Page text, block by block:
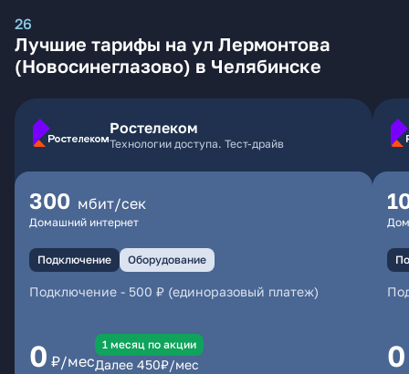
26
Лучшие тарифы на ул Лермонтова
(Новосинеглазово) в Челябинске
Ростелеком
Технологии доступа. Тест-драйв
300 мбит/сек
Домашний интернет
Подключение Оборудование
Подключение - 500 ₽ (единоразовый платеж)
0 ₽/мес
1 месяц по акции
Далее 450₽/мес 0